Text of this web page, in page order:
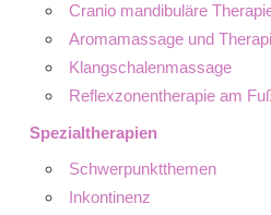
Cranio mandibuläre
Aromamassage und
Klangschalenmassage
Reflexzonentherapie am
Spezialtherapien
Schwerpunktthemen
Inkontinenz